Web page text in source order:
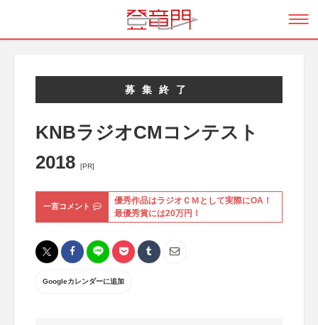
募集終了
KNBラジオCMコンテスト
2018
[PR]
一言コメント
優秀作品はラジオＣＭとして実際にOA！
最優秀賞には20万円！
Googleカレンダーに追加